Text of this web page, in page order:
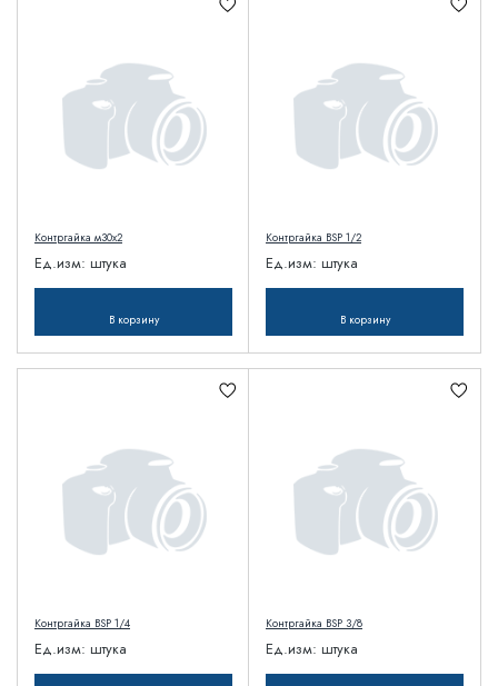
Контргайка м30х2
Ед.изм: штука
В корзину
Контргайка BSP 1/2
Ед.изм: штука
В корзину
Контргайка BSP 1/4
Ед.изм: штука
Контргайка BSP 3/8
Ед.изм: штука